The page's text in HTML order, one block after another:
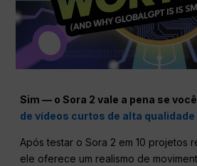
Sim — o Sora 2 vale a pena se
de vídeos curtos de alta qualidade
Após testar o Sora 2 em 10 projetos
ele oferece um realismo de